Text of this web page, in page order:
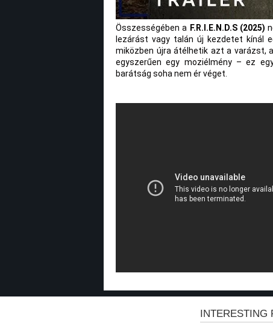
Összességében a F.R.I.E.N.D.S (2025)
lezárást vagy talán új kezdetet kínál
miközben újra átélhetik azt a varázst,
egyszerűen egy moziélmény – ez
barátság soha nem ér véget.